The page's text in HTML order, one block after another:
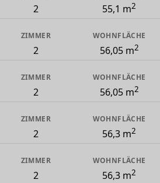
2 55,1 m2
ZIMMER
2
WOHNFLÄCHE
56,05 m2
ZIMMER
2
WOHNFLÄCHE
56,05 m2
ZIMMER
2
WOHNFLÄCHE
56,3 m2
ZIMMER
2
WOHNFLÄCHE
56,3 m2